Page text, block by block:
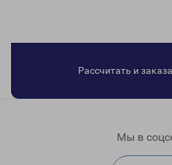
Рассчитать и
Мы в